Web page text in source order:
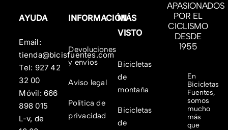
AYUDA
Email:
tienda@bicisfuentes.com
Tel: 927 42
32 00
Móvil: 666
898 015
L-v, de
INFORMACIÓN
Devoluciones
y envíos
Aviso legal
Política de
privacidad
MÁS
VISTO
Bicicletas
de
montaña
Bicicletas
de
APASIONADOS
POR EL
CICLISMO
DESDE
1955
En
Bicicletas
Fuentes,
somos
mucho
más
que